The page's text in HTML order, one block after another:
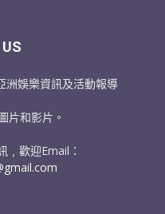
洲娛樂資訊及活動報導
片和影片。
﹐歡迎Email：